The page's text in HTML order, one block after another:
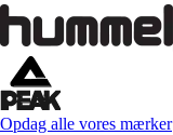
Opdag alle vores mærker